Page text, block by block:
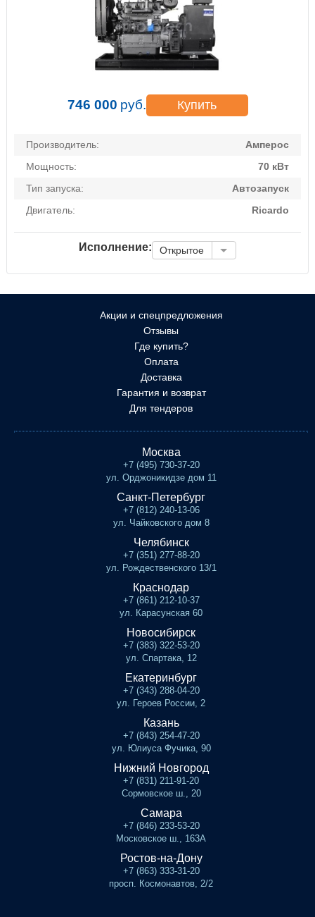
746 000 руб. Купить
Производитель:
Амперос
Мощность:
70 кВт
Тип запуска:
Автозапуск
Двигатель:
Ricardo
Исполнение: Открытое
Акции и спецпредложения
Отзывы
Где купить?
Оплата
Доставка
Гарантия и возврат
Для тендеров
Москва
+7 (495) 730-37-20
ул. Орджоникидзе дом 11
Санкт-Петербург
+7 (812) 240-13-06
ул. Чайковского дом 8
Челябинск
+7 (351) 277-88-20
ул. Рождественского 13/1
Краснодар
+7 (861) 212-10-37
ул. Карасунская 60
Новосибирск
+7 (383) 322-53-20
ул. Спартака, 12
Екатеринбург
+7 (343) 288-04-20
ул. Героев России, 2
Казань
+7 (843) 254-47-20
ул. Юлиуса Фучика, 90
Нижний Новгород
+7 (831) 211-91-20
Сормовское ш., 20
Самара
+7 (846) 233-53-20
Московское ш., 163А
Ростов-на-Дону
+7 (863) 333-31-20
просп. Космонавтов, 2/2